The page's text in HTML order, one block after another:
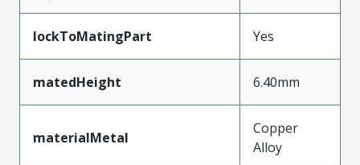
lockToMatingPart Yes
matedHeight 6.40mm
materialMetal
Copper
Alloy